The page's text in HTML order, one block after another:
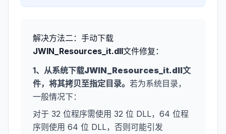
解决方法二：手动下载
JWIN_Resources_it.dll文件修复：
1、从系统下载JWIN_Resources_it.dll文
件，将其拷贝至指定目录。 若为系统目录，
一般情况下：
对于 32 位程序需使用 32 位 DLL，64 位程
序则使用 64 位 DLL，否则可能引发